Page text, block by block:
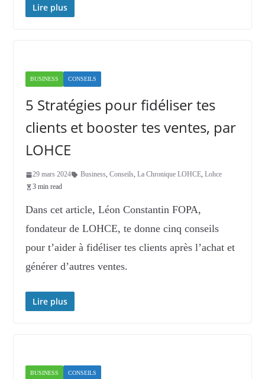
Lire plus
BUSINESS CONSEILS
5 Stratégies pour fidéliser tes
clients et booster tes ventes, par
LOHCE
29 mars 2024 Business, Conseils, La Chronique LOHCE, Lohce
3 min read
Dans cet article, Léon Constantin FOPA,
fondateur de LOHCE, te donne cinq conseils
pour t’aider à fidéliser tes clients après l’achat et
générer d’autres ventes.
Lire plus
BUSINESS CONSEILS